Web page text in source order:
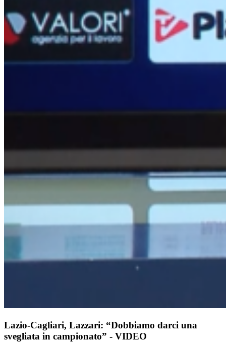
Lazio-Cagliari, Lazzari: “Dobbiamo darci una
svegliata in campionato” - VIDEO